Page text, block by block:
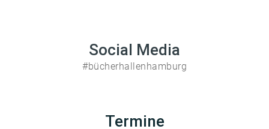
Social Media
#bücherhallenhamburg
Termine